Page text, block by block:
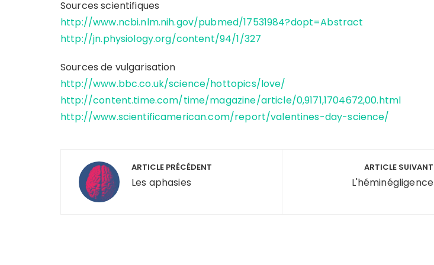
Sources scientifiques
http://www.ncbi.nlm.nih.gov/pubmed/17531984?dopt=Abstract
http://jn.physiology.org/content/94/1/327
Sources de vulgarisation
http://www.bbc.co.uk/science/hottopics/love/
http://content.time.com/time/magazine/article/0,9171,1704672,00.html
http://www.scientificamerican.com/report/valentines-day-science/
Navigation
de
l’article
ARTICLE PRÉCÉDENT
Les aphasies
ARTICLE SUIVANT
L'héminégligence